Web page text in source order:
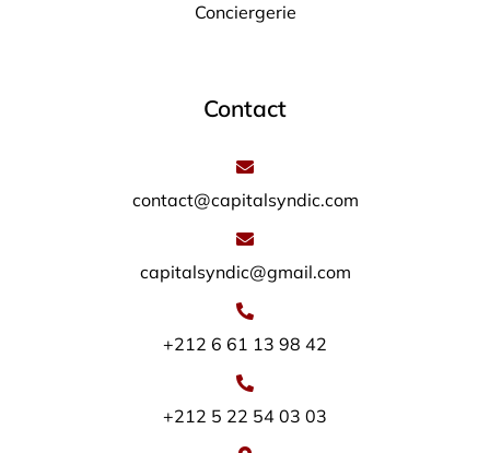
Conciergerie
Contact
contact@capitalsyndic.com
capitalsyndic@gmail.com
+212 6 61 13 98 42
+212 5 22 54 03 03